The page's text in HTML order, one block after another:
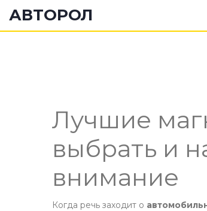
АВТОРОЛ
Лучшие
выбрать и
внимание
Когда речь заходит о